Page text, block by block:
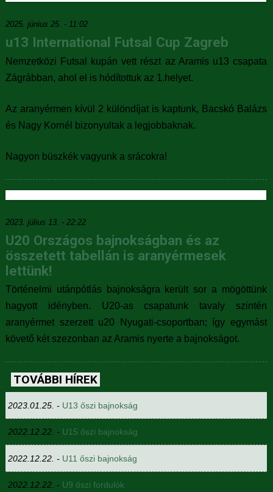
2025. június 25. - 11:02
u13 International Futsal Cup Zagreb
Nemzetközi Futsal kupán vett részt az Aramis u13 csapata
Zágrábban, ahol el is hódítottuk az 1.helyet.
Az aranyérmen kívül 2 különdíjat is kaptunk, Bacskó Balázs
és Nagy Kornél bizonyultak a legjobbaknak.
Nagyon büszkék vagyunk a srácokra!
2023. július 13. - 22:22
U20 Országos bajnokságban és az
összetett tabellán is aranyérmesek
lettünk!
Történelmi utánpótlás bajnokságra került sor a mögöttünk
hagyott idényben. U20-as csapatunk tavaly szintén
aranyérmet szerzett u20 Nyugati-csoportban; így egymást
követő két szezonban az Aramis nyerte a bajnokságot.
TOVÁBBI HÍREK
2023.01.25. - U13 őszi bajnokság
2022.12.22. - U15 őszi bajnokság
2022.12.22. - U11 őszi bajnokság
2022.12.22. - U9 őszi fordulók